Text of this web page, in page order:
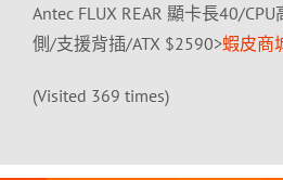
Antec FLUX REAR 顯卡長40/
側/支援背插/ATX $2590>蝦皮商
(Visited 369 times)